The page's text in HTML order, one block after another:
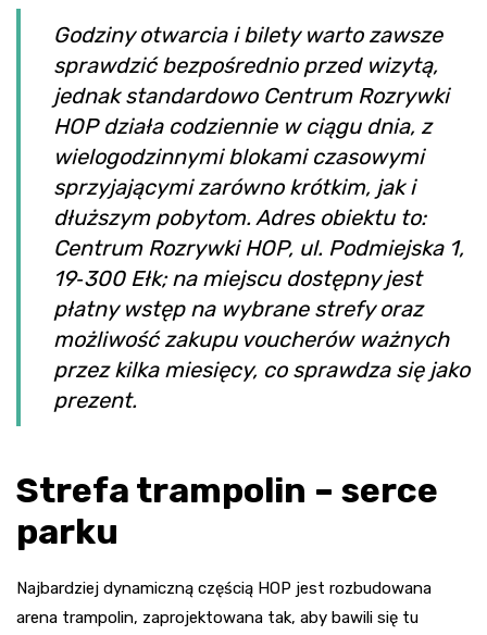
Godziny otwarcia i bilety warto zawsze
sprawdzić bezpośrednio przed wizytą,
jednak standardowo Centrum Rozrywki
HOP działa codziennie w ciągu dnia, z
wielogodzinnymi blokami czasowymi
sprzyjającymi zarówno krótkim, jak i
dłuższym pobytom. Adres obiektu to:
Centrum Rozrywki HOP, ul. Podmiejska 1,
19‑300 Ełk; na miejscu dostępny jest
płatny wstęp na wybrane strefy oraz
możliwość zakupu voucherów ważnych
przez kilka miesięcy, co sprawdza się jako
prezent.
Strefa trampolin – serce
parku
Najbardziej dynamiczną częścią HOP jest rozbudowana
arena trampolin, zaprojektowana tak, aby bawili się tu